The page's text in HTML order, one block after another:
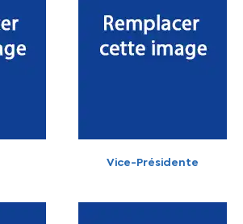
Vice-Présidente